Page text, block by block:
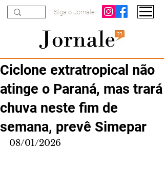
Siga o Jornale
Ciclone extratropical não
atinge o Paraná, mas trará
chuva neste fim de
semana, prevê Simepar
08/01/2026